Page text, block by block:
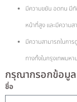
มีความขยัน อดทน มีทั
หน้าที่สูง และมีความส
มีความสามารถในกา
ทางทั้งในกรุงเทพมห
กรุณากรอกข้อมู
ชื่อ